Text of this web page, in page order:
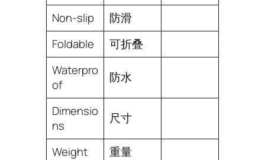
Non-slip
防滑
Foldable
可折叠
Waterpro
of
防水
Dimensio
ns
尺寸
Weight
重量